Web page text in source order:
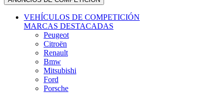
VEHÍCULOS DE COMPETICIÓN
MARCAS DESTACADAS
Peugeot
Citroën
Renault
Bmw
Mitsubishi
Ford
Porsche
Skoda